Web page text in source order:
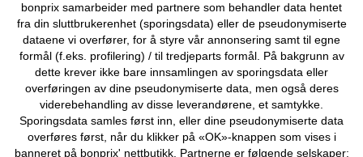
bonprix samarbeider med partnere som behandler data hentet
fra din sluttbrukerenhet (sporingsdata) eller de pseudonymiserte
dataene vi overfører, for å styre vår annonsering samt til egne
formål (f.eks. profilering) / til tredjeparts formål. På bakgrunn av
dette krever ikke bare innsamlingen av sporingsdata eller
overføringen av dine pseudonymiserte data, men også deres
viderebehandling av disse leverandørene, et samtykke.
Sporingsdata samles først inn, eller dine pseudonymiserte data
overføres først, når du klikker på «OK»-knappen som vises i
banneret på bonprix' nettbutikk. Partnerne er følgende selskaper: